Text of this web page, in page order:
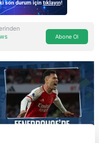
Abone Ol